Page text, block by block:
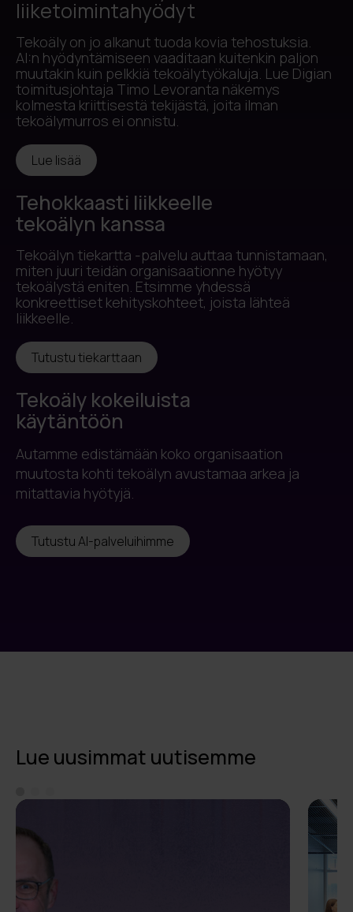
liiketoimintahyödyt
Tekoäly on jo alkanut tuoda kovia tehostuksia.
AI:n hyödyntämiseen vaaditaan kuitenkin paljon
muutakin kuin pelkkiä tekoälytyökaluja. Lue Digian
toimitusjohtaja Timo Levoranta näkemys
kolmesta kriittisestä tekijästä, joita ilman
tekoälymurros ei onnistu.
Lue lisää
Tehokkaasti liikkeelle
tekoälyn kanssa
Tekoälyn tiekartta -palvelu auttaa tunnistamaan,
miten juuri teidän organisaationne hyötyy
tekoälystä eniten. Etsimme yhdessä
konkreettiset kehityskohteet, joista lähteä
liikkeelle.
Tutustu tiekarttaan
Tekoäly kokeiluista
käytäntöön
Autamme edistämään koko organisaation
muutosta kohti tekoälyn avustamaa arkea ja
mitattavia hyötyjä.
Tutustu AI-palveluihimme
Lue uusimmat uutisemme